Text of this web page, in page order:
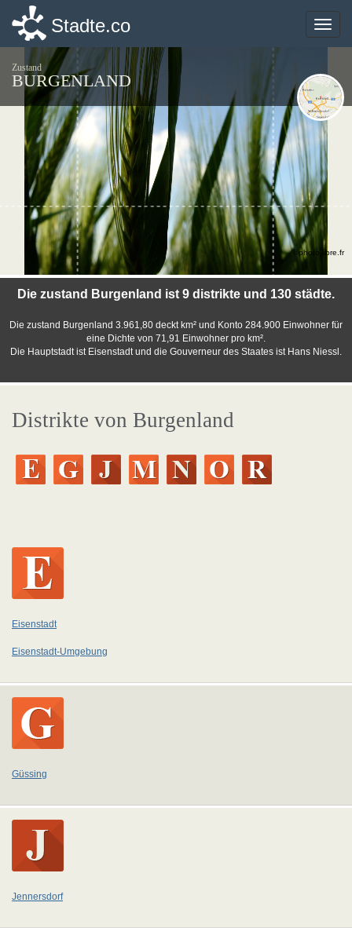
Toggle
Stadte.co
Zustand
BURGENLAND
Die zustand Burgenland ist 9 distrikte und 130 städte.
Die zustand Burgenland 3.961,80 deckt km² und Konto 284.900 Einwohner für
eine Dichte von 71,91 Einwohner pro km².
Die Hauptstadt ist Eisenstadt und die Gouverneur des Staates ist Hans Niessl.
©photo-libre.fr
Distrikte von Burgenland
Eisenstadt
Eisenstadt-Umgebung
Güssing
Jennersdorf
Toggle
Stadte.co